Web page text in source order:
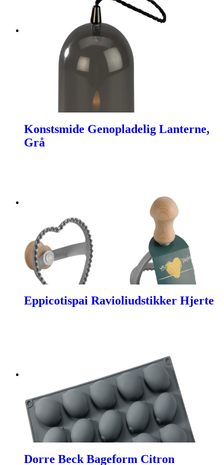
Konstsmide Genopladelig Lanterne,
Grå
Eppicotispai Ravioliudstikker Hjerte
Dorre Beck Bageform Citron